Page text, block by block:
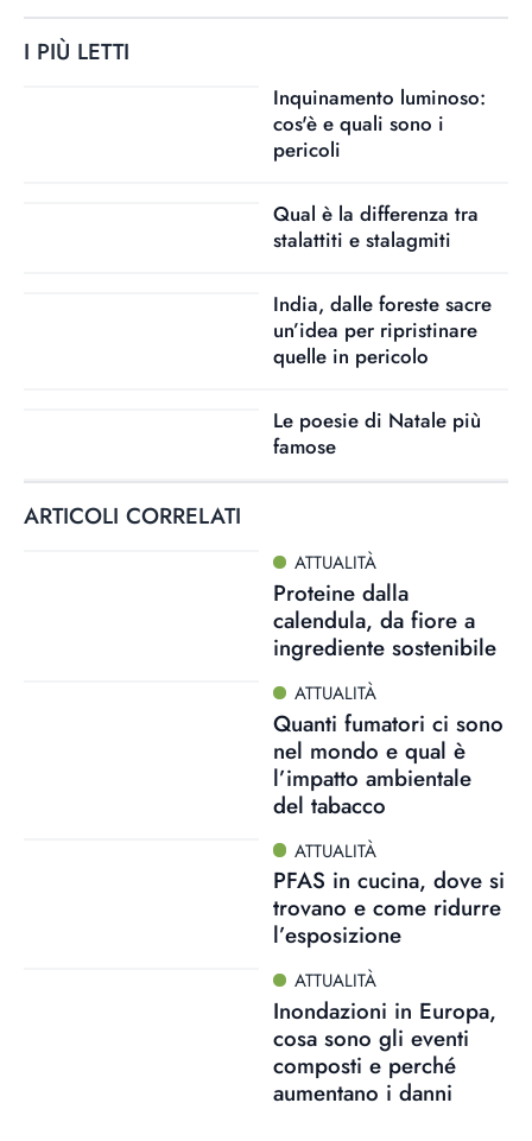
I PIÙ LETTI
Inquinamento luminoso:
cos'è e quali sono i
pericoli
Qual è la differenza tra
stalattiti e stalagmiti
India, dalle foreste sacre
un’idea per ripristinare
quelle in pericolo
Le poesie di Natale più
famose
ARTICOLI CORRELATI
ATTUALITÀ
Proteine dalla
calendula, da fiore a
ingrediente sostenibile
ATTUALITÀ
Quanti fumatori ci sono
nel mondo e qual è
l’impatto ambientale
del tabacco
ATTUALITÀ
PFAS in cucina, dove si
trovano e come ridurre
l’esposizione
ATTUALITÀ
Inondazioni in Europa,
cosa sono gli eventi
composti e perché
aumentano i danni